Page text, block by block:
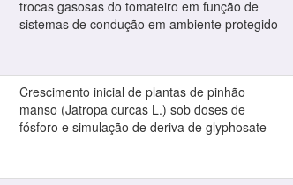
trocas gasosas do tomateiro em função de
sistemas de condução em ambiente protegido
Crescimento inicial de plantas de pinhão
manso (Jatropa curcas L.) sob doses de
fósforo e simulação de deriva de glyphosate